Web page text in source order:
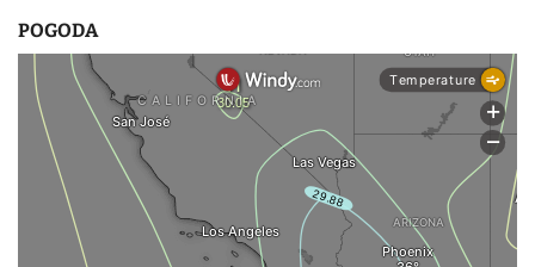
POGODA